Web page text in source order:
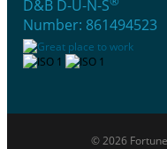
D&B D-U-N-S
Number: 861494523
© 2026